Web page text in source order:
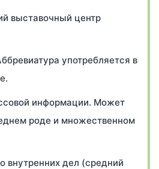
выставочный центр
употребляется в
информации. Может
роде и множественном
внутренних дел (средний